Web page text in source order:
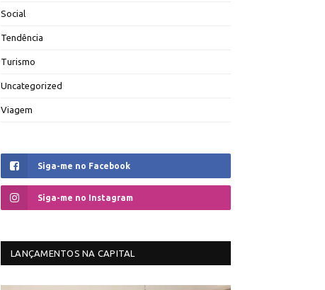
Social
Tendência
Turismo
Uncategorized
Viagem
Siga-me no Facebook
Siga-me no Instagram
LANÇAMENTOS NA CAPITAL